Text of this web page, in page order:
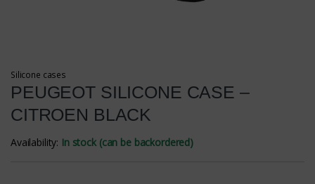
Silicone cases
PEUGEOT SILICONE CASE –
CITROEN BLACK
Availability: In stock (can be backordered)